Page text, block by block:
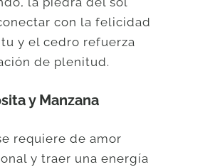
con la felicidad
y el cedro refuerza
de plenitud.
y Manzana
requiere de amor
y traer una energía